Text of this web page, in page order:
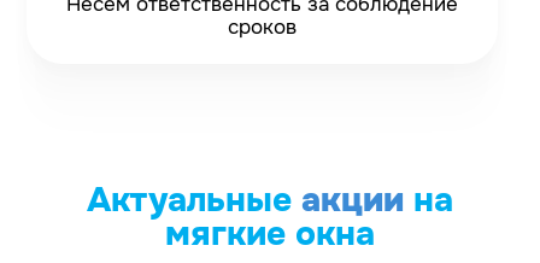
сроков
Актуальные акции на
мягкие окна